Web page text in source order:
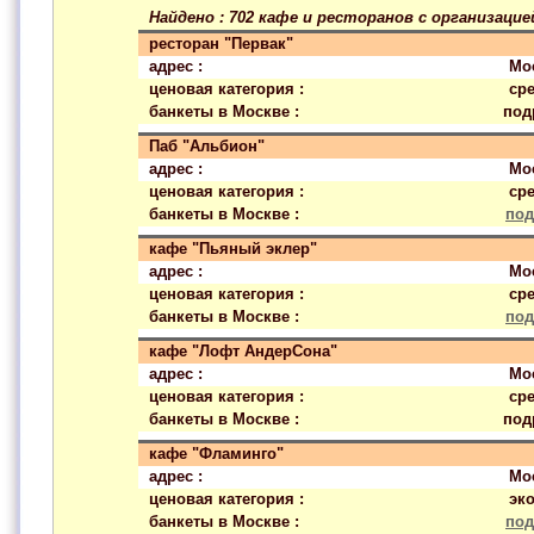
Найдено : 702 кафе и ресторанов с
ресторан "Первак"
адрес :
ценовая категория :
банкеты в Москве :
Паб "Альбион"
адрес :
ценовая категория :
банкеты в Москве :
кафе "Пьяный эклер"
адрес :
ценовая категория :
банкеты в Москве :
кафе "Лофт АндерСона"
адрес :
ценовая категория :
банкеты в Москве :
кафе "Фламинго"
адрес :
ценовая категория :
банкеты в Москве :